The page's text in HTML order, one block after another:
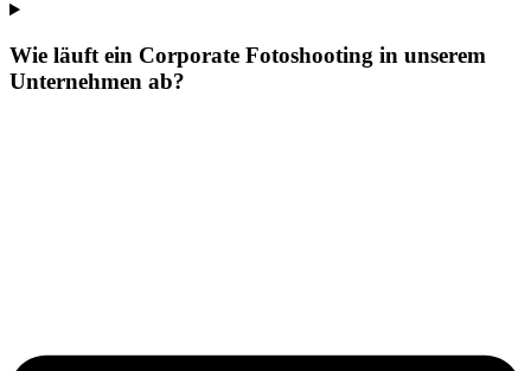
Wie läuft ein Corporate Fotoshooting in unserem
Unternehmen ab?